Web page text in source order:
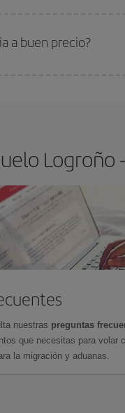
a buen precio?
Logroño
nuestras preguntas
que necesitas para volar
la migración y aduanas.